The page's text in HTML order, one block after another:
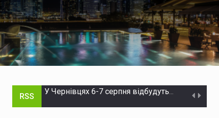
RSS На Буковині судитимуть голову громади та інженера технагляду за розтрату понад 15 млн грн на будівництві укриття для школи